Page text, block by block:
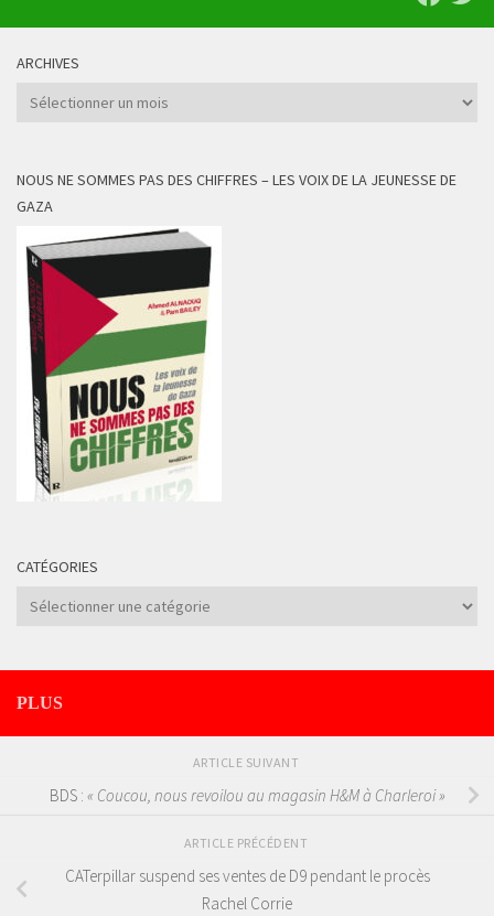
ARCHIVES
Archives
NOUS NE SOMMES PAS DES CHIFFRES – LES VOIX DE LA JEUNESSE DE
GAZA
CATÉGORIES
Catégories
PLUS
ARTICLE SUIVANT
BDS : « Coucou, nous revoilou au magasin H&M à Charleroi »
ARTICLE PRÉCÉDENT
CATerpillar suspend ses ventes de D9 pendant le procès
Rachel Corrie